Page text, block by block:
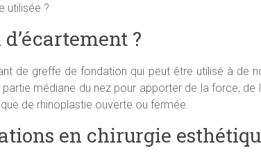
utilisée ?
d’écartement ?
de greffe de fondation qui peut être utilisé à de
médiane du nez pour apporter de la force,
de rhinoplastie ouverte ou fermée.
en chirurgie